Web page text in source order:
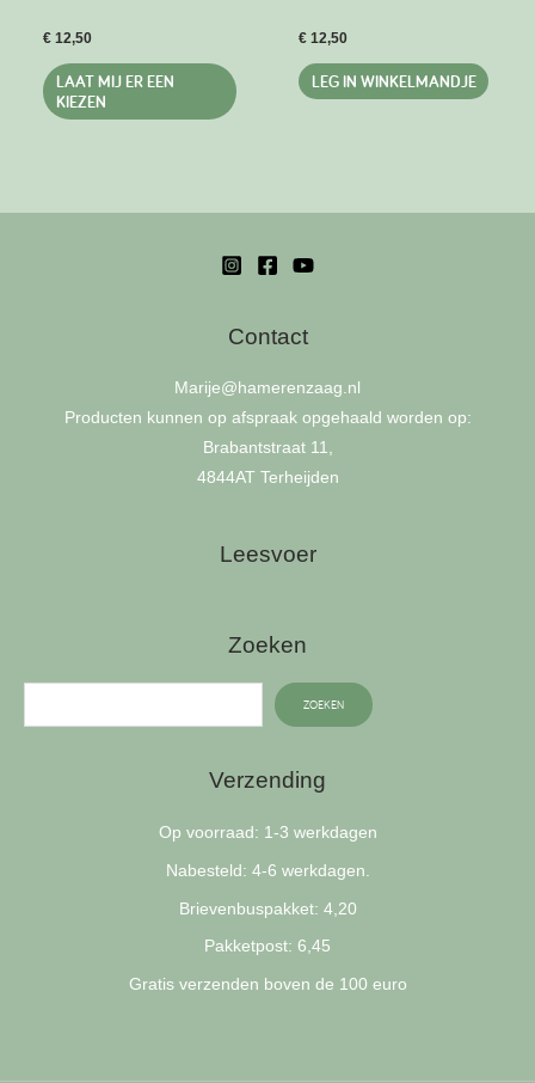
€ 12,50
LAAT MIJ ER EEN
KIEZEN
product
Deze
kan
worden
de
productpagina
€ 12,50
LEG IN WINKELMANDJE
Contact
Marije@hamerenzaag.nl
Producten kunnen op afspraak opgehaald worden op:
Brabantstraat 11,
4844AT Terheijden
Leesvoer
Zoeken
ZOEKEN
Verzending
Op voorraad: 1-3 werkdagen
Nabesteld: 4-6 werkdagen.
Brievenbuspakket: 4,20
Pakketpost: 6,45
Gratis verzenden boven de 100 euro